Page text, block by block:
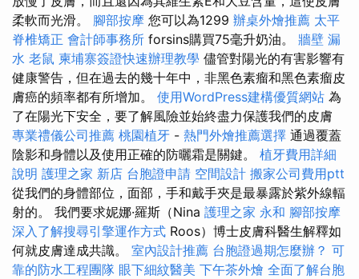
柔軟而光滑。 腳部按摩 您可以為1299 辦桌外燴推薦 太平
脊椎矯正 會計師事務所 forsins購買75毫升奶油。 牆壁 漏
水 老鼠 柬埔寨簽證快速辦理教學 儘管對陽光的有害影響有
健康警告，但在過去的幾十年中，非黑色素瘤和黑色素瘤皮
膚癌的頻率都有所增加。 使用WordPress建構優質網站 為
了在陽光下安全，要了解風險並始終盡力保護我們的皮膚
專業禮儀公司推薦 桃園植牙 - 熱門外燴推薦選擇 通過覆蓋
陰影和身體以及使用正確的防曬霜是關鍵。 植牙費用詳細
說明 護理之家 新店 台胞證申請 空間設計 搬家公司費用ptt
從我們的身體部位，面部，手和戴手夾是最暴露於紫外線輻
射的。 我們要求妮娜·羅斯（Nina 護理之家 永和 腳部按摩
深入了解搜尋引擎運作方式 Roos）博士皮膚科醫生解釋如
何就皮膚達成共識。 室內設計推薦 台胞證過期怎麼辦？ 可
靠的防水工程團隊 眼下細紋醫美 下午茶外燴 全面了解台胞